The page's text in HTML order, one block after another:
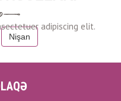
Nişan